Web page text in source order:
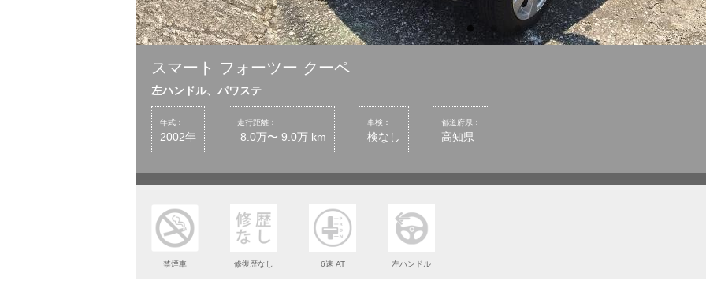
スマート フォーツー クーペ
左ハンドル、パワステ
年式：
2002年
走行距離：
8.0万〜 9.0万 km
車検：
検なし
都道府県：
高知県
禁煙車 修復歴なし 6速 AT 左ハンドル